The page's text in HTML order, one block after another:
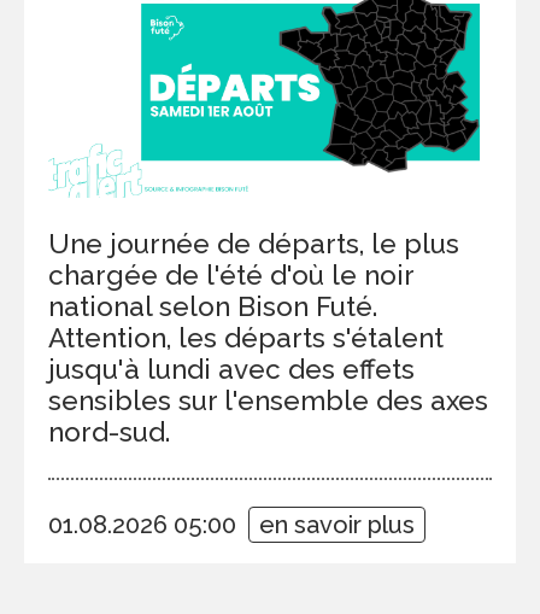
Une journée de départs, le plus
chargée de l'été d'où le noir
national selon Bison Futé.
Attention, les départs s'étalent
jusqu'à lundi avec des effets
sensibles sur l'ensemble des axes
nord-sud.
01.08.2026 05:00 en savoir plus